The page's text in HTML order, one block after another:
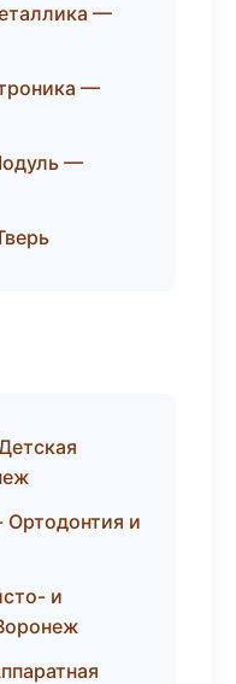
—
—
—
Ортодонтия и
и